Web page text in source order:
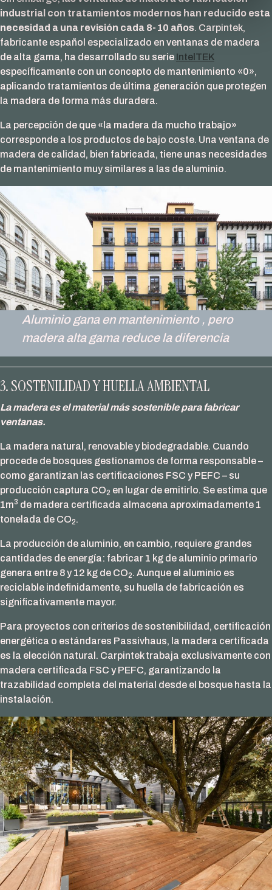
industrial con tratamientos modernos han reducido esta
necesidad a una revisión cada 8-10 años. Carpintek,
fabricante español especializado en ventanas de madera
de alta gama, ha desarrollado su serie IntelTEK
específicamente con un concepto de mantenimiento «0»,
aplicando tratamientos de última generación que protegen
la madera de forma más duradera.
La percepción de que «la madera da mucho trabajo»
corresponde a los productos de bajo coste. Una ventana de
madera de calidad, bien fabricada, tiene unas necesidades
de mantenimiento muy similares a las de aluminio.
Aluminio gana en mantenimiento , pero
madera alta gama reduce la diferencia
3. SOSTENILIDAD Y HUELLA AMBIENTAL
La madera es el material más sostenible para fabricar
ventanas.
La madera natural, renovable y biodegradable. Cuando
procede de bosques gestionamos de forma responsable –
como garantizan las certificaciones FSC y PEFC – su
producción captura CO2 en lugar de emitirlo. Se estima que
1m3 de madera certificada almacena aproximadamente 1
tonelada de CO2.
La producción de aluminio, en cambio, requiere grandes
cantidades de energía: fabricar 1 kg de aluminio primario
genera entre 8 y 12 kg de CO2. Aunque el aluminio es
reciclable indefinidamente, su huella de fabricación es
significativamente mayor.
Para proyectos con criterios de sostenibilidad, certificación
energética o estándares Passivhaus, la madera certificada
es la elección natural. Carpintek trabaja exclusivamente con
madera certificada FSC y PEFC, garantizando la
trazabilidad completa del material desde el bosque hasta la
instalación.